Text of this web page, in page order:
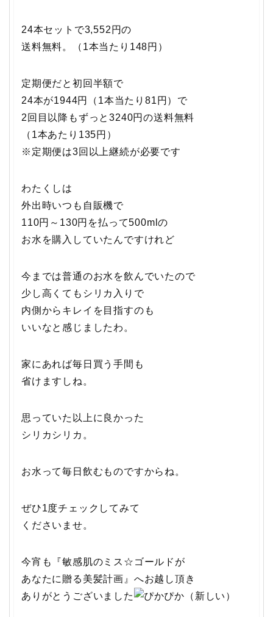
24本セットで3,552円の
送料無料。（1本当たり148円）
定期便だと初回半額で
24本が1944円（1本当たり81円）で
2回目以降もずっと3240円の送料無料
（1本あたり135円）
※定期便は3回以上継続が必要です
わたくしは
外出時いつも自販機で
110円～130円を払って500mlの
お水を購入していたんですけれど
今までは普通のお水を飲んでいたので
少し高くてもシリカ入りで
内側からキレイを目指すのも
いいなと感じましたわ。
家にあれば毎日買う手間も
省けますしね。
思っていた以上に良かった
シリカシリカ。
お水って毎日飲むものですからね。
ぜひ1度チェックしてみて
くださいませ。
今宵も『敏感肌のミス☆ゴールドが
あなたに贈る美髪計画』へお越し頂き
ありがとうございました